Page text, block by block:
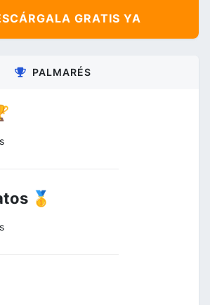
GRATIS YA
PALMARÉS
🥇